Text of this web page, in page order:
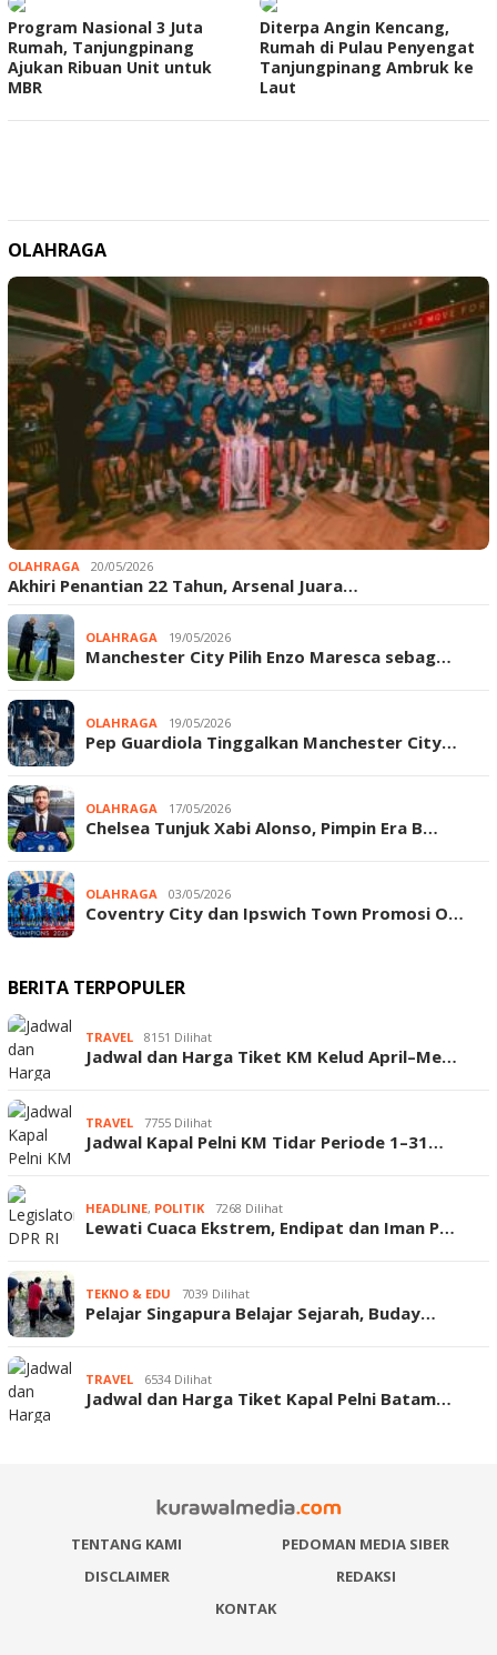
Program Nasional 3 Juta
Rumah, Tanjungpinang
Ajukan Ribuan Unit untuk
MBR
Diterpa Angin Kencang,
Rumah di Pulau Penyengat
Tanjungpinang Ambruk ke
Laut
OLAHRAGA
OLAHRAGA 20/05/2026
Akhiri Penantian 22 Tahun, Arsenal Juara…
OLAHRAGA 19/05/2026
Manchester City Pilih Enzo Maresca sebag…
OLAHRAGA 19/05/2026
Pep Guardiola Tinggalkan Manchester City…
OLAHRAGA 17/05/2026
Chelsea Tunjuk Xabi Alonso, Pimpin Era B…
OLAHRAGA 03/05/2026
Coventry City dan Ipswich Town Promosi O…
BERITA TERPOPULER
TRAVEL 8151 Dilihat
Jadwal dan Harga Tiket KM Kelud April–Me…
TRAVEL 7755 Dilihat
Jadwal Kapal Pelni KM Tidar Periode 1–31…
HEADLINE, POLITIK 7268 Dilihat
Lewati Cuaca Ekstrem, Endipat dan Iman P…
TEKNO & EDU 7039 Dilihat
Pelajar Singapura Belajar Sejarah, Buday…
TRAVEL 6534 Dilihat
Jadwal dan Harga Tiket Kapal Pelni Batam…
TENTANG KAMI
PEDOMAN MEDIA SIBER
DISCLAIMER
REDAKSI
KONTAK